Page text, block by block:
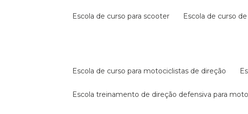
escola de curso para scooter escola de curso
escola de curso para motociclistas de direção
escola treinamento de direção defensiva para